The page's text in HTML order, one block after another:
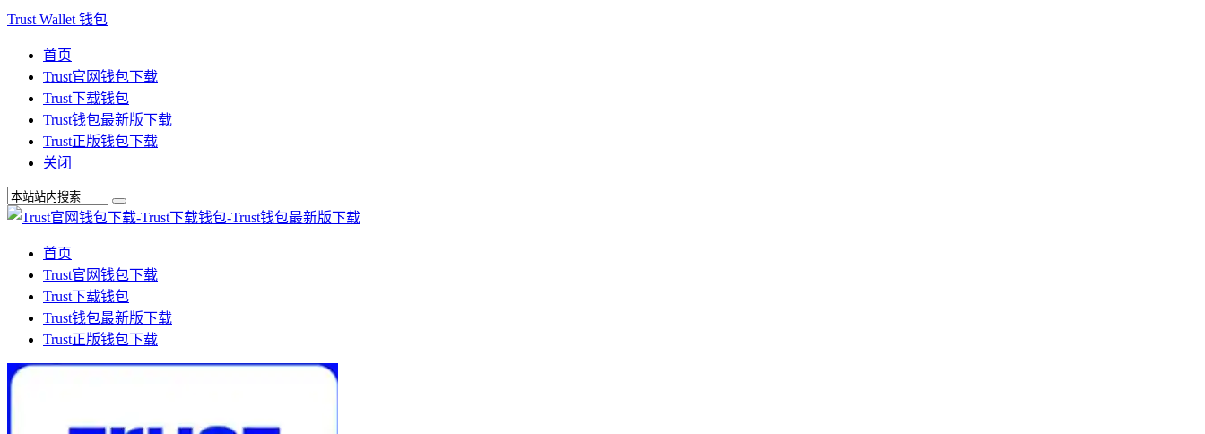
Trust Wallet 钱包
首页
Trust官网钱包下载
Trust下载钱包
Trust钱包最新版下载
Trust正版钱包下载
关闭
首页
Trust官网钱包下载
Trust下载钱包
Trust钱包最新版下载
Trust正版钱包下载